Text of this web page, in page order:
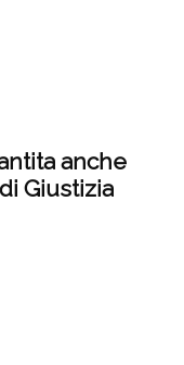
anche
Giustizia